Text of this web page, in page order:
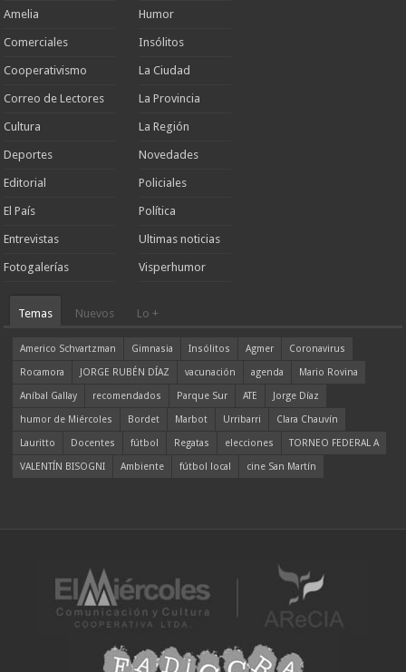
Amelia
Comerciales
Cooperativismo
Correo de Lectores
Cultura
Deportes
Editorial
El País
Entrevistas
Fotogalerías
Humor
Insólitos
La Ciudad
La Provincia
La Región
Novedades
Policiales
Política
Ultimas noticias
Visperhumor
Temas Nuevos Lo +
Americo Schvartzman Gimnasia Insólitos Agmer
Coronavirus
Rocamora
JORGE RUBÉN DÍAZ vacunación agenda
Mario Rovina
Aníbal Gallay
recomendados Parque Sur ATE
Jorge Díaz
humor de Miércoles
Bordet Marbot Urribarri
Clara Chauvín
Lauritto
Docentes fútbol Regatas elecciones
TORNEO FEDERAL A
VALENTÍN BISOGNI
Ambiente fútbol local cine San Martín